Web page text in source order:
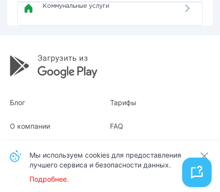
Коммунальные услуги
Блог Тарифы
О компании
Квитанции
FAQ
Мы используем cookies для предоставления
лучшего сервиса и безопасности данных.
Подробнее.